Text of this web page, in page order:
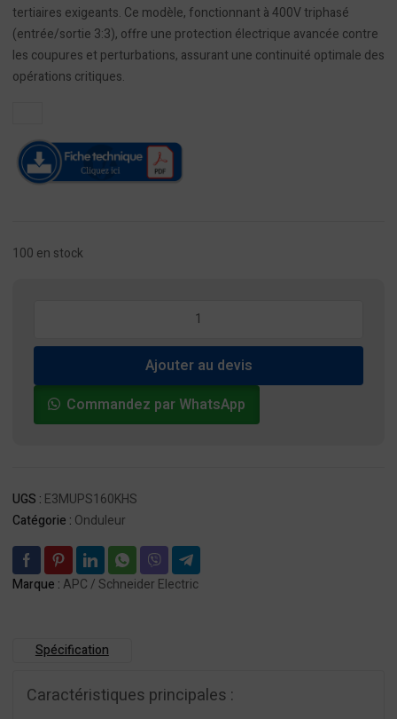
tertiaires exigeants. Ce modèle, fonctionnant à 400V triphasé
(entrée/sortie 3:3), offre une protection électrique avancée contre
les coupures et perturbations, assurant une continuité optimale des
opérations critiques.
100 en stock
Onduleur
400V
3:3
UPS
batteries
externes,
Démarrage
5x8
Ajouter au devis
Commandez par WhatsApp
UGS : E3MUPS160KHS
Catégorie : Onduleur
Marque :APC / Schneider Electric
Spécification
Caractéristiques principales :